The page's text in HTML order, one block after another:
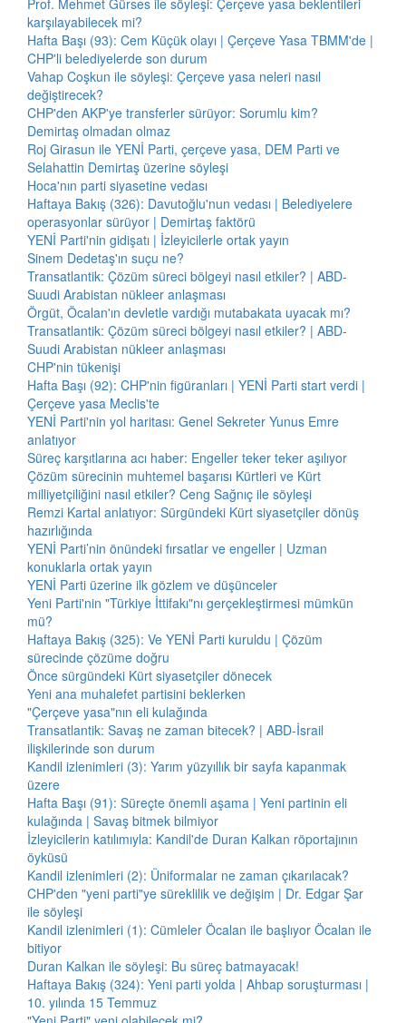
Prof. Mehmet Gürses ile söyleşi: Çerçeve yasa beklentileri
karşılayabilecek mi?
Hafta Başı (93): Cem Küçük olayı | Çerçeve Yasa TBMM'de |
CHP'li belediyelerde son durum
Vahap Coşkun ile söyleşi: Çerçeve yasa neleri nasıl
değiştirecek?
CHP'den AKP'ye transferler sürüyor: Sorumlu kim?
Demirtaş olmadan olmaz
Roj Girasun ile YENİ Parti, çerçeve yasa, DEM Parti ve
Selahattin Demirtaş üzerine söyleşi
Hoca'nın parti siyasetine vedası
Haftaya Bakış (326): Davutoğlu'nun vedası | Belediyelere
operasyonlar sürüyor | Demirtaş faktörü
YENİ Parti'nin gidişatı | İzleyicilerle ortak yayın
Sinem Dedetaş'ın suçu ne?
Transatlantik: Çözüm süreci bölgeyi nasıl etkiler? | ABD-
Suudi Arabistan nükleer anlaşması
Örgüt, Öcalan'ın devletle vardığı mutabakata uyacak mı?
Transatlantik: Çözüm süreci bölgeyi nasıl etkiler? | ABD-
Suudi Arabistan nükleer anlaşması
CHP'nin tükenişi
Hafta Başı (92): CHP'nin figüranları | YENİ Parti start verdi |
Çerçeve yasa Meclis'te
YENİ Parti'nin yol haritası: Genel Sekreter Yunus Emre
anlatıyor
Süreç karşıtlarına acı haber: Engeller teker teker aşılıyor
Çözüm sürecinin muhtemel başarısı Kürtleri ve Kürt
milliyetçiliğini nasıl etkiler? Ceng Sağnıç ile söyleşi
Remzi Kartal anlatıyor: Sürgündeki Kürt siyasetçiler dönüş
hazırlığında
YENİ Parti’nin önündeki fırsatlar ve engeller | Uzman
konuklarla ortak yayın
YENİ Parti üzerine ilk gözlem ve düşünceler
Yeni Parti'nin "Türkiye İttifakı"nı gerçekleştirmesi mümkün
mü?
Haftaya Bakış (325): Ve YENİ Parti kuruldu | Çözüm
sürecinde çözüme doğru
Önce sürgündeki Kürt siyasetçiler dönecek
Yeni ana muhalefet partisini beklerken
"Çerçeve yasa"nın eli kulağında
Transatlantik: Savaş ne zaman bitecek? | ABD-İsrail
ilişkilerinde son durum
Kandil izlenimleri (3): Yarım yüzyıllık bir sayfa kapanmak
üzere
Hafta Başı (91): Süreçte önemli aşama | Yeni partinin eli
kulağında | Savaş bitmek bilmiyor
İzleyicilerin katılımıyla: Kandil'de Duran Kalkan röportajının
öyküsü
Kandil izlenimleri (2): Üniformalar ne zaman çıkarılacak?
CHP'den "yeni parti"ye süreklilik ve değişim | Dr. Edgar Şar
ile söyleşi
Kandil izlenimleri (1): Cümleler Öcalan ile başlıyor Öcalan ile
bitiyor
Duran Kalkan ile söyleşi: Bu süreç batmayacak!
Haftaya Bakış (324): Yeni parti yolda | Ahbap soruşturması |
10. yılında 15 Temmuz